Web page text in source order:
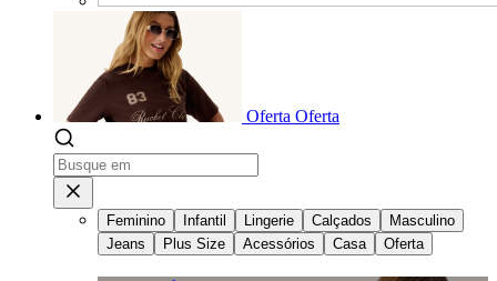
Oferta Oferta
Feminino Infantil Lingerie Calçados
Masculino
Jeans
Plus Size Acessórios Casa Oferta